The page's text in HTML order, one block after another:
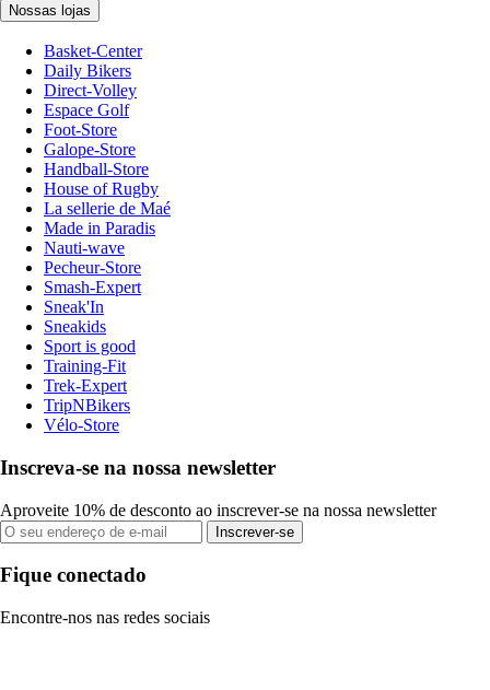
Nossas lojas
Basket-Center
Daily Bikers
Direct-Volley
Espace Golf
Foot-Store
Galope-Store
Handball-Store
House of Rugby
La sellerie de Maé
Made in Paradis
Nauti-wave
Pecheur-Store
Smash-Expert
Sneak'In
Sneakids
Sport is good
Training-Fit
Trek-Expert
TripNBikers
Vélo-Store
Inscreva-se na nossa newsletter
Aproveite 10% de desconto ao inscrever-se na nossa newsletter
Inscrever-se
Fique conectado
Encontre-nos nas redes sociais